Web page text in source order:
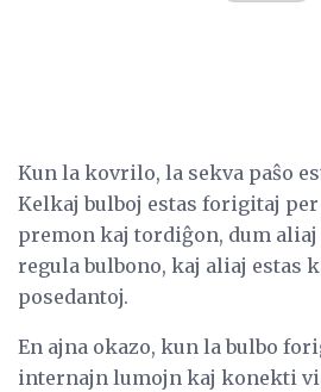
Kun la kovrilo, la sekva paŝo
Kelkaj bulboj estas forigitaj
premon kaj tordiĝon, dum
regula bulbono, kaj aliaj estas
posedantoj.
En ajna okazo, kun la bulbo
internajn lumojn kaj konekti